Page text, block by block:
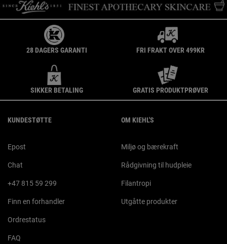
28 DAGERS GARANTI FRI FRAKT OVER 499KR
SIKKER BETALING GRATIS PRODUKTPRØVER
KUNDESTØTTE
Epost
Chat
+47 815 59 299
Finn en forhandler
Ordrestatus
FAQ
OM KIEHL'S
Miljø og bærekraft
Rådgivning til hudpleie
Filantropi
Utgåtte produkter